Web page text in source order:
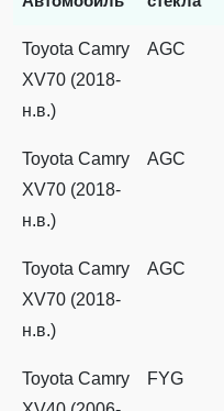
Toyota Camry
XV70 (2018-
н.в.)
AGC
Toyota Camry
XV70 (2018-
н.в.)
AGC
Toyota Camry
XV70 (2018-
н.в.)
AGC
Toyota Camry
FYG